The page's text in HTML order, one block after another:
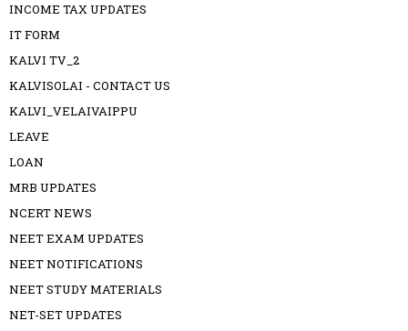
INCOME TAX UPDATES
IT FORM
KALVI TV_2
KALVISOLAI - CONTACT US
KALVI_VELAIVAIPPU
LEAVE
LOAN
MRB UPDATES
NCERT NEWS
NEET EXAM UPDATES
NEET NOTIFICATIONS
NEET STUDY MATERIALS
NET-SET UPDATES